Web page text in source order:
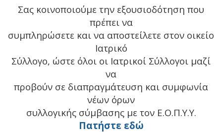
Σας κοινοποιούμε την εξουσιοδότηση που
πρέπει να
συμπληρώσετε και να αποστείλετε στον οικείο
Ιατρικό
Σύλλογο, ώστε όλοι οι Ιατρικοί Σύλλογοι μαζί
να
προβούν σε διαπραγμάτευση και συμφωνία
νέων όρων
συλλογικής σύμβασης με τον Ε.Ο.Π.Υ.Υ.
Πατήστε εδώ